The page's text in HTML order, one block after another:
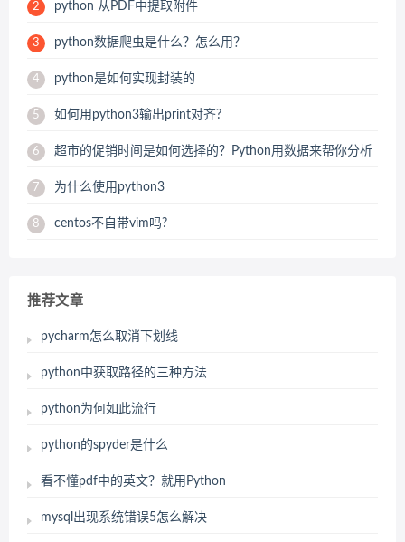
2 python 从PDF中提取附件
3 python数据爬虫是什么？怎么用？
4 python是如何实现封装的
5 如何用python3输出print对齐?
6 超市的促销时间是如何选择的？Python用数据来帮你分析
7 为什么使用python3
8 centos不自带vim吗?
推荐文章
pycharm怎么取消下划线
python中获取路径的三种方法
python为何如此流行
python的spyder是什么
看不懂pdf中的英文？就用Python
mysql出现系统错误5怎么解决